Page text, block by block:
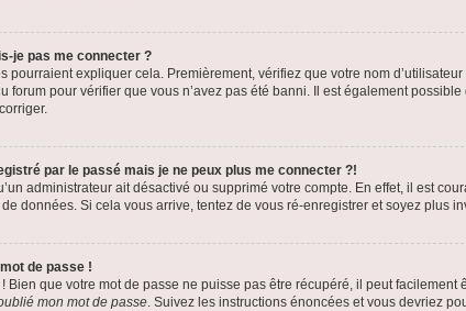
je pas me connecter ?
pourraient expliquer cela. Premièrement, vérifiez que votre nom
forum pour vérifier que vous n’avez pas été banni. Il est également
par le passé mais je ne peux plus me connecter ?!
administrateur ait désactivé ou supprimé votre compte. En effet, il est
données. Si cela vous arrive, tentez de vous ré-enregistrer et soyez plus
de passe !
Bien que votre mot de passe ne puisse pas être récupéré, il peut
mon mot de passe. Suivez les instructions énoncées et vous devriez